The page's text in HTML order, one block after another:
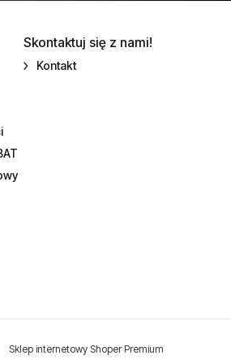
Skontaktuj się z nami!
Kontakt
Sklep internetowy Shoper Premium